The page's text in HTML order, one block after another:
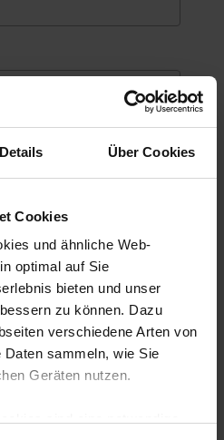
Details Über Cookies
Cookies
und ähnliche Web-
optimal auf Sie
bieten und unser
zu können. Dazu
verschiedene Arten von
sammeln, wie Sie
Geräten nutzen.